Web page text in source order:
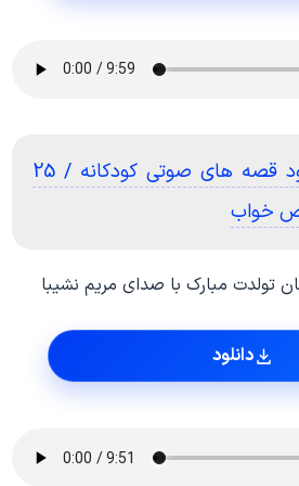
دانلود قصه های صوتی کودکانه / 25
خواب
مبارک با صدای مریم نشیبا
دانلود